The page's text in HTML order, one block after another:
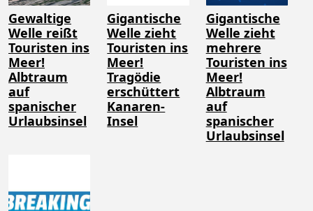
Gewaltige
Welle reißt
Touristen ins
Meer!
Albtraum
auf
spanischer
Urlaubsinsel
Gigantische
Welle zieht
Touristen ins
Meer!
Tragödie
erschüttert
Kanaren-
Insel
Gigantische
Welle zieht
mehrere
Touristen ins
Meer!
Albtraum
auf
spanischer
Urlaubsinsel